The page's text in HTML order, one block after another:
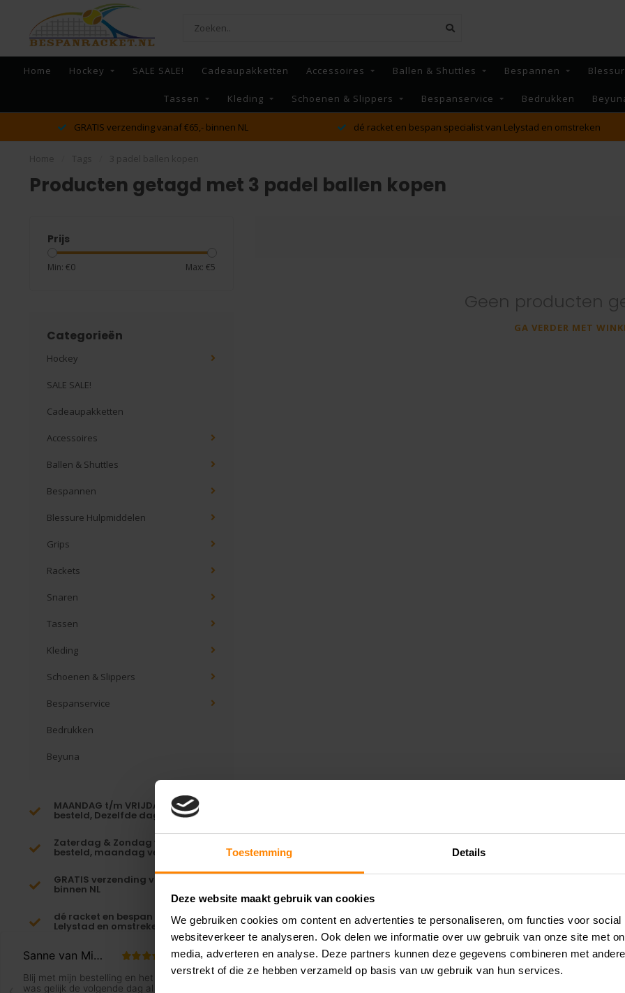
Toestemming Details
Deze website maakt gebruik van cookies
We gebruiken cookies om content en advertenties te personaliseren, om functies voor
websiteverkeer te analyseren. Ook delen we informatie over uw gebruik van onze site met
media, adverteren en analyse. Deze partners kunnen deze gegevens combineren met
verstrekt of die ze hebben verzameld op basis van uw gebruik van hun services.
Home Hockey SALE SALE! Cadeaupakketten Accessoires Ballen & Shuttles Bespannen
Tassen Kleding Schoenen & Slippers Bespanservice Bedrukken
GRATIS verzending vanaf €65,- binnen NL dé racket en bespan specialist van Lelystad en omstreken
Producten getagd met 3 padel ballen kopen
Prijs
Min: €0 Max: €5
Categorieën
Hockey
SALE SALE!
Cadeaupakketten
Accessoires
Ballen & Shuttles
Bespannen
Blessure Hulpmiddelen
Grips
Rackets
Snaren
Tassen
Kleding
Schoenen & Slippers
Bespanservice
Bedrukken
Beyuna
MAANDAG t/m VRIJDAG voor 16:00
besteld, Dezelfde dag verzonden!*
Zaterdag & Zondag voor 23:59
besteld, maandag verzonden!
GRATIS verzending vanaf €65,-
binnen NL
dé racket en bespan specialist van
Lelystad en omstreken
Geen producten
GA VERDER MET